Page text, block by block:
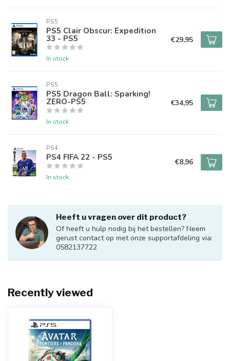
PS5
PS5 Clair Obscur: Expedition
33 - PS5
In stock
€29,95
PS5
PS5 Dragon Ball: Sparking!
ZERO-PS5
In stock
€34,95
PS4
PS4 FIFA 22 - PS5
In stock
€8,96
Heeft u vragen over dit product?
Of heeft u hulp nodig bij het bestellen? Neem
gerust contact op met onze supportafdeling via:
0582137722
Recently viewed